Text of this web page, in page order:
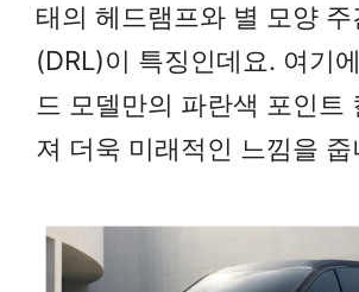
태의 헤드램프와 별 모양 주
(DRL)이 특징인데요. 여기
드 모델만의 파란색 포인트
져 더욱 미래적인 느낌을 줍